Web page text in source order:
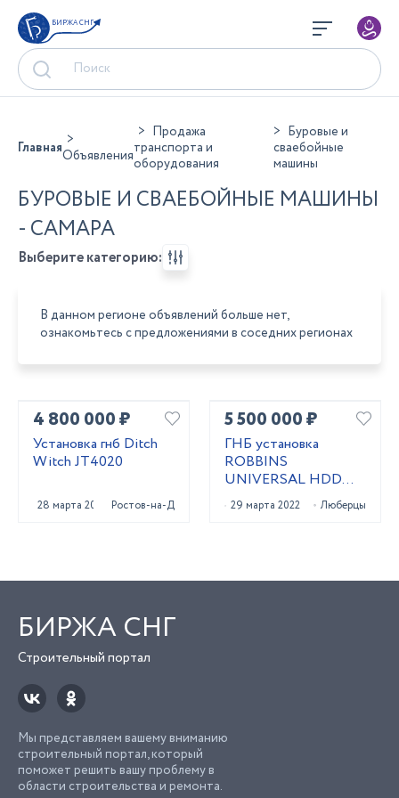
БИРЖА СНГ
ГлавнаяОбъявления
Продажа
транспорта и
оборудования
Буровые и
сваебойные
машины
БУРОВЫЕ И СВАЕБОЙНЫЕ МАШИНЫ
- САМАРА
Выберите категорию:
В данном регионе объявлений больше нет,
ознакомьтесь с предложениями в соседних регионах
4 800 000 ₽
Установка гнб Ditch
Witch JT4020
28 марта 2023 Ростов-на-Дону
5 500 000 ₽
ГНБ установка
ROBBINS
UNIVERSAL HDD
UNI 24x40
29 марта 2022 Люберцы
БИРЖА СНГ
Строительный портал
Мы представляем вашему вниманию
строительный портал, который
поможет решить вашу проблему в
области строительства и ремонта.